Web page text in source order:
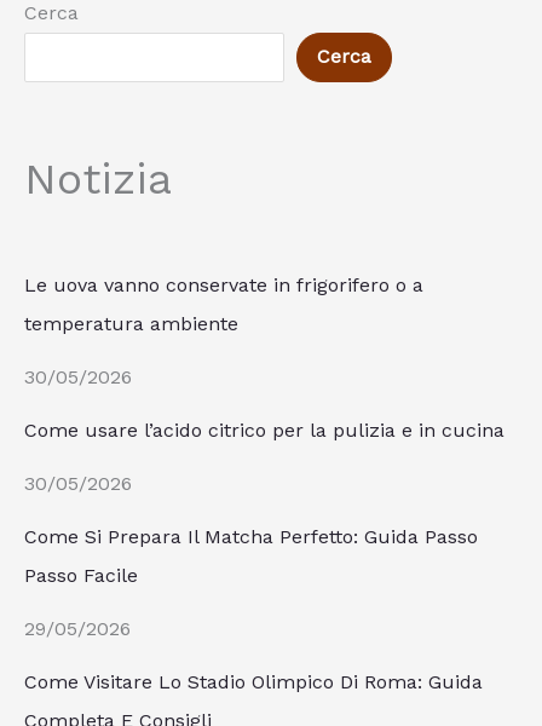
Cerca
Cerca
Notizia
Le uova vanno conservate in frigorifero o a
temperatura ambiente
30/05/2026
Come usare l’acido citrico per la pulizia e in cucina
30/05/2026
Come Si Prepara Il Matcha Perfetto: Guida Passo
Passo Facile
29/05/2026
Come Visitare Lo Stadio Olimpico Di Roma: Guida
Completa E Consigli